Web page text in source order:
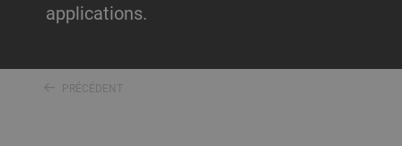
applications.
PRÉCÉDENT